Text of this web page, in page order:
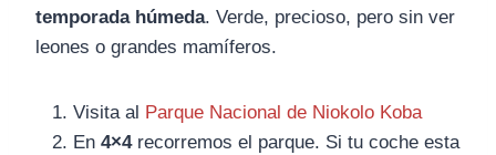
temporada húmeda. Verde, precioso, pero sin ver
leones o grandes mamíferos.
Visita al Parque Nacional de Niokolo Koba
En 4×4recorremos el parque. Si tu coche esta